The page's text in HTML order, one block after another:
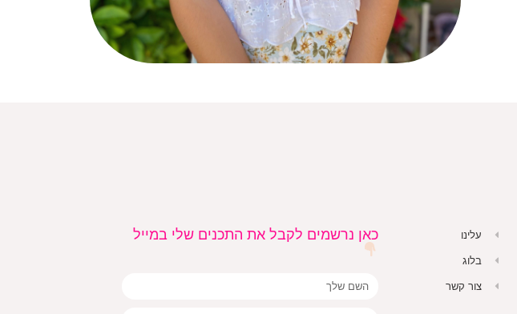
עלינו
בלוג
צור קשר
כאן נרשמים לקבל את התכנים שלי במייל